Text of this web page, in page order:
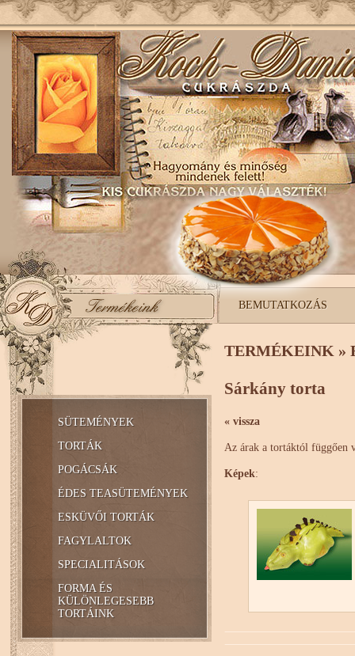
BEMUTATKOZÁS
SÜTEMÉNYEK
TORTÁK
POGÁCSÁK
ÉDES TEASÜTEMÉNYEK
ESKÜVŐI TORTÁK
FAGYLALTOK
SPECIALITÁSOK
FORMA ÉS
KÜLÖNLEGESEBB
TORTÁINK
TERMÉKEINK »
Sárkány torta
« vissza
Az árak a tortáktól függően
Képek: